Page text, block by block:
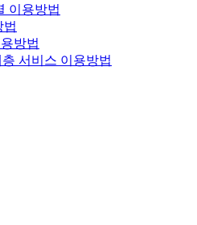
이용방법
법
방법
서비스 이용방법